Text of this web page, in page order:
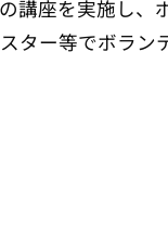
講座を実施し、
ター等でボラ